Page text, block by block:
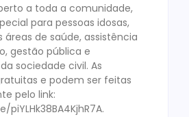
a toda a comunidade,
para pessoas idosas,
áreas de saúde, assistência
gestão pública e
sociedade civil. As
e podem ser feitas
pelo link: